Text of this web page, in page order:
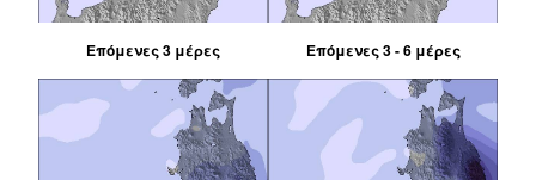
Επόμενες 3 μέρες Επόμενες 3 - 6 μέρες